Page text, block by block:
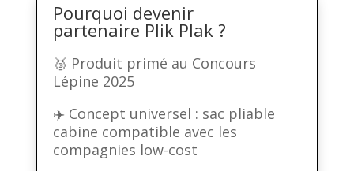
Pourquoi devenir
partenaire Plik Plak ?
🥉 Produit primé au Concours
Lépine 2025
✈️ Concept universel : sac pliable
cabine compatible avec les
compagnies low-cost